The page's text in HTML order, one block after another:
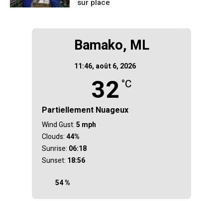
sur place
Bamako, ML
11:46, août 6, 2026
32°C
Partiellement Nuageux
54 %
Wind Gust:5 mph
Clouds:44%
Sunrise: 06:18
Sunset: 18:56